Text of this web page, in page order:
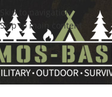
Skip to navigation
Skip to main content